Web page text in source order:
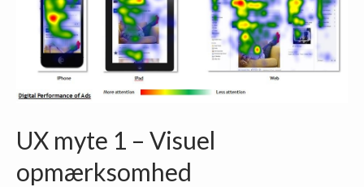
UX myte 1 – Visuel
opmærksomhed